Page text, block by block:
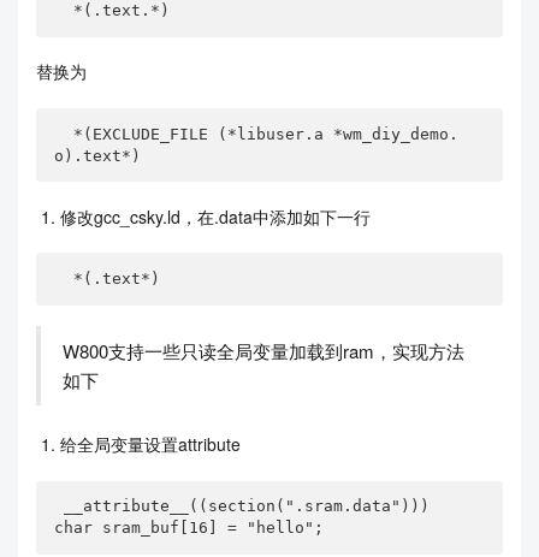
  *(.text.*)
替换为
o).text*)
修改gcc_csky.ld，在.data中添加如下一行
  *(.text*)
W800支持一些只读全局变量加载到ram，实现方法
如下
给全局变量设置attribute
char sram_buf[16] = "hello";